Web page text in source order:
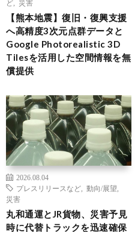
ど
災害
【熊本地震】復旧・復興支援
へ高精度3次元点群データと
Google Photorealistic 3D
Tilesを活用した空間情報を無
償提供
2026.08.04
プレスリリースなど
動向/展望
災害
丸和通運とJR貨物、災害予見
時に代替トラックを迅速確保